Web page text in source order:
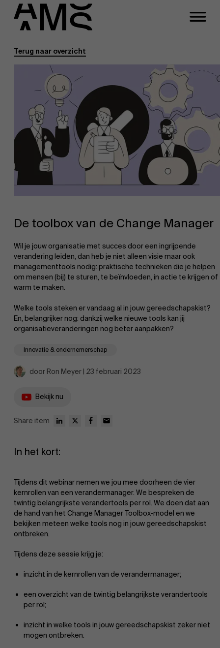
Programma's
Full-time programma's
Part-time programma's
Programma's op maat
Faculty
Terug naar overzicht
Innovatie & ondernemerschap
De toolbox van de Change Manager
Wil je jouw organisatie met succes door een ingrijpende
verandering leiden, dan heb je niet alleen visie maar ook
managementtools nodig: praktische technieken die je helpen
om mensen (bij) te sturen, te beïnvloeden, in actie te krijgen of
warm te maken.
Welke tools steken er vandaag al in jouw gereedschapskist?
En, belangrijker nog: dankzij welke nieuwe tools kan jij
organisatieveranderingen nog beter aanpakken?
door Ron Meyer | 23 februari 2023
Bekijk nu
Share item
In het kort:
Tijdens dit webinar nemen we jou mee doorheen de vier
kernrollen van een verandermanager. We bespreken de
twintig belangrijkste verandertools per rol. We doen dat aan
de hand van het Change Manager Toolbox-model en we
bekijken meteen welke tools nog in jouw gereedschapskist
ontbreken.
Tijdens deze sessie krijg je:
inzicht in de kernrollen van de verandermanager;
een overzicht van de twintig belangrijkste verandertools
per rol;
inzicht in welke tools in jouw gereedschapskist zeker niet
mogen ontbreken.